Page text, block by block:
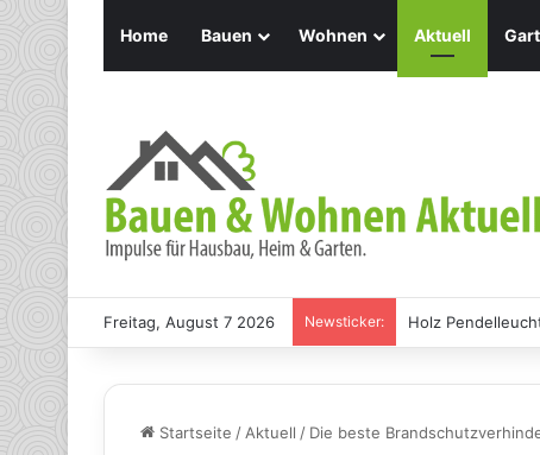
Home Bauen Wohnen Aktuell
Freitag, August 7 2026 Newsticker: Holz
Startseite /Aktuell / Die beste